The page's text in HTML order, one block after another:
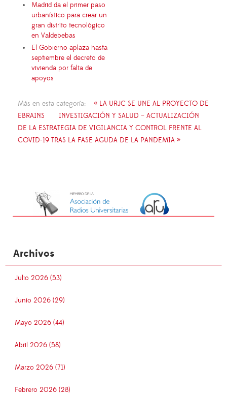
Madrid da el primer paso
urbanístico para crear un
gran distrito tecnológico
en Valdebebas
El Gobierno aplaza hasta
septiembre el decreto de
vivienda por falta de
apoyos
Más en esta categoría:
« LA URJC SE UNE AL PROYECTO DE
EBRAINS
INVESTIGACIÓN Y SALUD – ACTUALIZACIÓN
DE LA ESTRATEGIA DE VIGILANCIA Y CONTROL FRENTE AL
COVID-19 TRAS LA FASE AGUDA DE LA PANDEMIA »
Archivos
Julio 2026 (53)
Junio 2026 (29)
Mayo 2026 (44)
Abril 2026 (58)
Marzo 2026 (71)
Febrero 2026 (28)